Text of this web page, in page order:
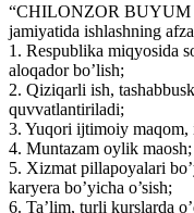
“CHILONZOR BUYUM
jamiyatida ishlashning
1. Respublika miqyosida
aloqador bo’lish;
2. Qiziqarli ish,
quvvatlantiriladi;
3. Yuqori ijtimoiy
4. Muntazam oylik maosh;
5. Xizmat pillapoyalari
karyera bo’yicha o’sish;
6. Ta’lim, turli kurslarda